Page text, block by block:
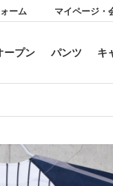
ーム マイページ・
ープン パンツ キ